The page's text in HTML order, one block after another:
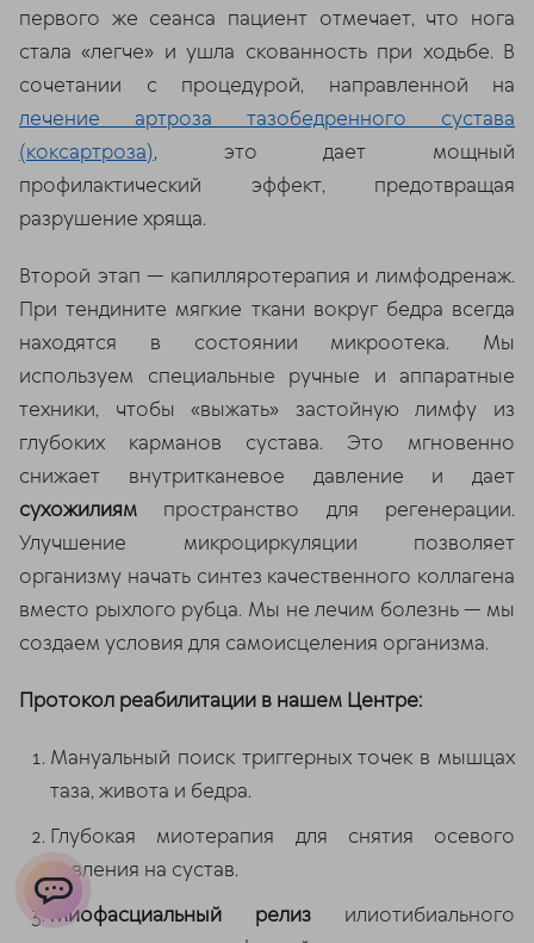
первого же сеанса пациент отмечает, что нога
стала «легче» и ушла скованность при ходьбе. В
сочетании с процедурой, направленной на
лечение артроза тазобедренного сустава
(коксартроза), это дает мощный
профилактический эффект, предотвращая
разрушение хряща.
Второй этап — капилляротерапия и лимфодренаж.
При тендините мягкие ткани вокруг бедра всегда
находятся в состоянии микроотека. Мы
используем специальные ручные и аппаратные
техники, чтобы «выжать» застойную лимфу из
глубоких карманов сустава. Это мгновенно
снижает внутритканевое давление и дает
сухожилиям пространство для регенерации.
Улучшение микроциркуляции позволяет
организму начать синтез качественного коллагена
вместо рыхлого рубца. Мы не лечим болезнь — мы
создаем условия для самоисцеления организма.
Протокол реабилитации в нашем Центре:
Мануальный поиск триггерных точек в мышцах
таза, живота и бедра.
Глубокая миотерапия для снятия осевого
давления на сустав.
Миофасциальный релиз илиотибиального
Мессенджеры
Свяжитесь с нами через любой удобный
мессенджер!
Telegram Max
ChatApp